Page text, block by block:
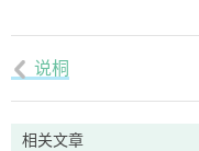
 说桐
相关文章